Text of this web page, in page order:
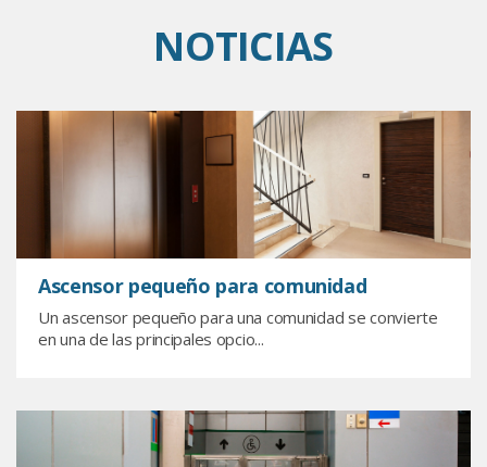
NOTICIAS
Ascensor pequeño para comunidad
Un ascensor pequeño para una comunidad se convierte
en una de las principales opcio...